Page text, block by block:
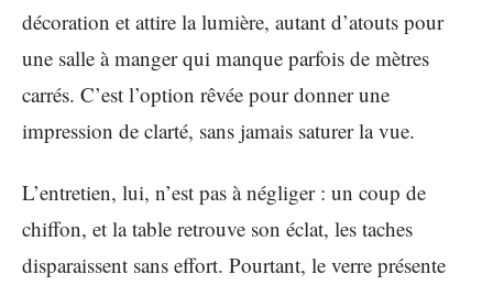
décoration et attire la lumière, autant d’atouts pour
une salle à manger qui manque parfois de mètres
carrés. C’est l’option rêvée pour donner une
impression de clarté, sans jamais saturer la vue.
L’entretien, lui, n’est pas à négliger : un coup de
chiffon, et la table retrouve son éclat, les taches
disparaissent sans effort. Pourtant, le verre présente